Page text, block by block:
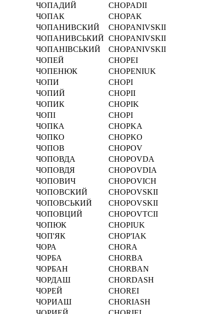
ЧОПАДИЙ
CHOPADII
ЧОПАК
CHOPAK
ЧОПАНИВСКИЙ
CHOPANIVSKII
ЧОПАНИВСЬКИЙ CHOPANIVSKII
ЧОПАНІВСЬКИЙ
CHOPANІVSKII
ЧОПЕЙ
CHOPEI
ЧОПЕНЮК
CHOPENIUK
ЧОПИ
CHOPI
ЧОПИЙ
CHOPII
ЧОПИК
CHOPIK
ЧОПІ
CHOPІ
ЧОПКА
CHOPKA
ЧОПКО
CHOPKO
ЧОПОВ
CHOPOV
ЧОПОВДА
CHOPOVDA
ЧОПОВДЯ
CHOPOVDIA
ЧОПОВИЧ
CHOPOVICH
ЧОПОВСКИЙ
CHOPOVSKII
ЧОПОВСЬКИЙ
CHOPOVSKII
ЧОПОВЦИЙ
CHOPOVTCII
ЧОПЮК
CHOPIUK
ЧОП'ЯК
CHOP'IAK
ЧОРА
CHORA
ЧОРБА
CHORBA
ЧОРБАН
CHORBAN
ЧОРДАШ
CHORDASH
ЧОРЕЙ
CHOREI
ЧОРИАШ
CHORIASH